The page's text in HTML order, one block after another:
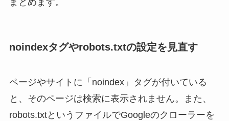
noindexタグやrobots.txtの設定を見直す
ページやサイトに「noindex」タグが付いている
と、そのページは検索に表示されません。また、
robots.txtというファイルでGoogleのクローラーを